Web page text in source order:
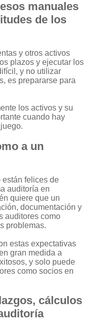
manuales
de los
y otros activos
plazos y ejecutar los
y no utilizar
es prepararse para
los activos y su
cuando hay
a un
están felices de
auditoría en
quiere que un
documentación y
auditores como
problemas.
estas expectativas
gran medida a
y solo puede
como socios en
cálculos